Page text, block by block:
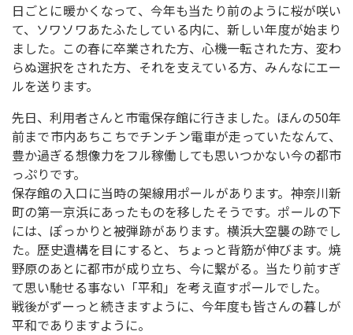
日ごとに暖かくなって、今年も当たり前のように桜が咲い
て、ソワソワあたふたしている内に、新しい年度が始まり
ました。この春に卒業された方、心機一転された方、変わ
らぬ選択をされた方、それを支えている方、みんなにエー
ルを送ります。
先日、利用者さんと市電保存館に行きました。ほんの50年
前まで市内あちこちでチンチン電車が走っていたなんて、
豊か過ぎる想像力をフル稼働しても思いつかない今の都市
っぷりです。
保存館の入口に当時の架線用ポールがあります。神奈川新
町の第一京浜にあったものを移したそうです。ポールの下
には、ぽっかりと被弾跡があります。横浜大空襲の跡でし
た。歴史遺構を目にすると、ちょっと背筋が伸びます。焼
野原のあとに都市が成り立ち、今に繋がる。当たり前すぎ
て思い馳せる事ない「平和」を考え直すポールでした。
戦後がずーっと続きますように、今年度も皆さんの暮しが
平和でありますように。